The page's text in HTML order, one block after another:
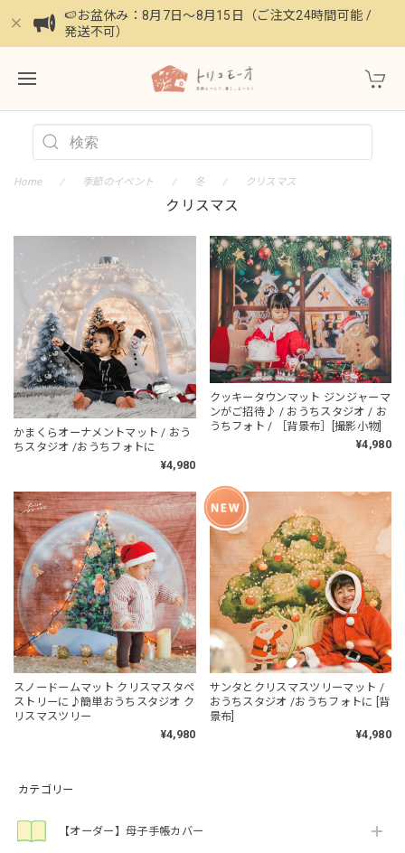
🍉お盆休み：8月7日〜8月15日（ご注文24時間可能 /
発送不可）
カテゴリー
【オーダー】母子手帳カバー
Home 季節のイベント 冬 クリスマス
クリスマス
かまくらオーナメントマット / おう
ちスタジオ /おうちフォトに
¥4,980
クッキータウンマット ジンジャーマ
ンがご招待♪ / おうちスタジオ / お
うちフォト / ［背景布］[撮影小物]
¥4,980
スノードームマット クリスマスタペ
ストリーに♪簡単おうちスタジオ ク
リスマスツリー
¥4,980
サンタとクリスマスツリーマット /
おうちスタジオ /おうちフォトに [背
景布]
¥4,980